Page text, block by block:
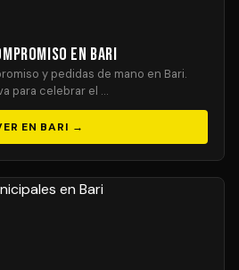
en Bari
y pedidas de mano en Bari.
para celebrar el …
EN BARI →